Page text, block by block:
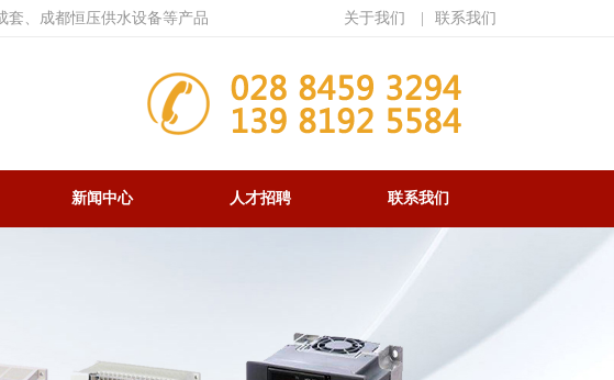
套、成都恒压供水设备等产品 关于我们 联系我们
新闻中心 人才招聘 联系我们